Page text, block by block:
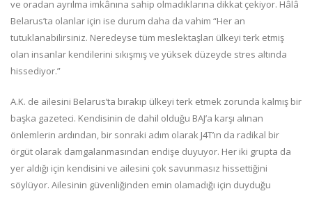
ve oradan ayrılma imkânına sahip olmadıklarına dikkat çekiyor. Hâlâ
Belarus’ta olanlar için ise durum daha da vahim “Her an
tutuklanabilirsiniz. Neredeyse tüm meslektaşları ülkeyi terk etmiş
olan insanlar kendilerini sıkışmış ve yüksek düzeyde stres altında
hissediyor.”
A.K. de ailesini Belarus’ta bırakıp ülkeyi terk etmek zorunda kalmış bir
başka gazeteci. Kendisinin de dahil olduğu BAJ’a karşı alınan
önlemlerin ardından, bir sonraki adım olarak J4T’ın da radikal bir
örgüt olarak damgalanmasından endişe duyuyor. Her iki grupta da
yer aldığı için kendisini ve ailesini çok savunmasız hissettiğini
söylüyor. Ailesinin güvenliğinden emin olamadığı için duyduğu